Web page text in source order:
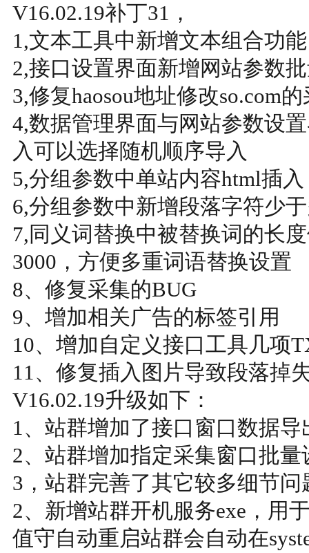
V16.02.19补丁31，
1,文本工具中新增文本组合功能
2,接口设置界面新增网站参数
3,修复haosou地址修改so.com
4,数据管理界面与网站参数设
入可以选择随机顺序导入
5,分组参数中单站内容html插
6,分组参数中新增段落字符少
7,同义词替换中被替换词的长
3000，方便多重词语替换设置
8、修复采集的BUG
9、增加相关广告的标签引用
10、增加自定义接口工具几项
11、修复插入图片导致段落掉
V16.02.19升级如下：
1、站群增加了接口窗口数据
2、站群增加指定采集窗口批
3，站群完善了其它较多细节问
2、新增站群开机服务exe，用
值守自动重启站群会自动在